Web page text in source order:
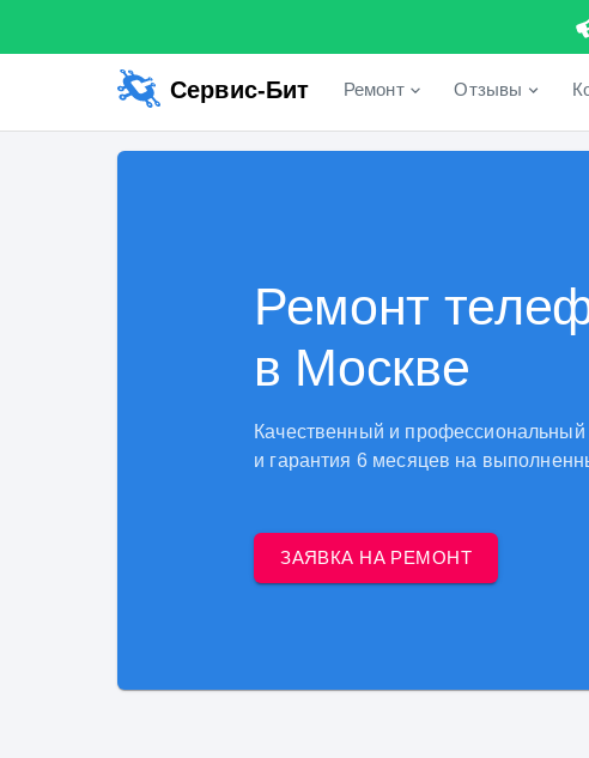
Сервис-Бит Ремонт Отзывы
Ремонт
в Москве
Качественный и
и гарантия 6 месяцев на
ЗАЯВКА НА РЕМОНТ